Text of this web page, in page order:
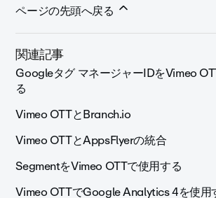
ページの先頭へ戻る
関連記事
Googleタグ マネージャーIDをVimeo
る
Vimeo OTTとBranch.io
Vimeo OTTとAppsFlyerの統合
SegmentをVimeo OTTで使用する
Vimeo OTTでGoogle Analytics 4を使用